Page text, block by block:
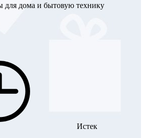
для дома и бытовую технику
Истек